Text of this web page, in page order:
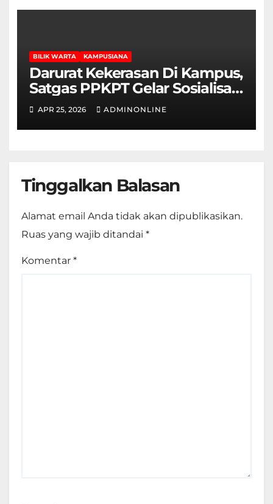
BILIK WARTA KAMPUSIANA
Darurat Kekerasan Di Kampus,
Satgas PPKPT Gelar Sosialisasi
Permendikbudristek No.
55/2024
APR 25, 2026 ADMINONLINE
Tinggalkan Balasan
Alamat email Anda tidak akan dipublikasikan.
Ruas yang wajib ditandai *
Komentar *